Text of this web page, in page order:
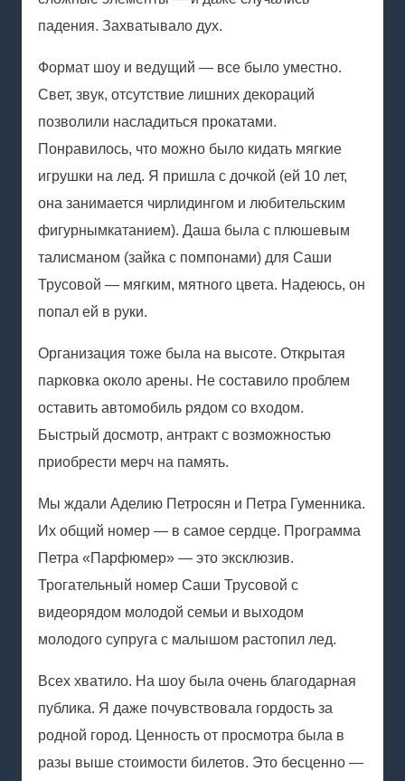
падения. Захватывало дух.
Формат шоу и ведущий — все было уместно.
Свет, звук, отсутствие лишних декораций
позволили насладиться прокатами.
Понравилось, что можно было кидать мягкие
игрушки на лед. Я пришла с дочкой (ей 10 лет,
она занимается чирлидингом и любительским
фигурнымкатанием). Даша была с плюшевым
талисманом (зайка с помпонами) для Саши
Трусовой — мягким, мятного цвета. Надеюсь, он
попал ей в руки.
Организация тоже была на высоте. Открытая
парковка около арены. Не составило проблем
оставить автомобиль рядом со входом.
Быстрый досмотр, антракт с возможностью
приобрести мерч на память.
Мы ждали Аделию Петросян и Петра Гуменника.
Их общий номер — в самое сердце. Программа
Петра «Парфюмер» — это эксклюзив.
Трогательный номер Саши Трусовой с
видеорядом молодой семьи и выходом
молодого супруга с малышом растопил лед.
Всех хватило. На шоу была очень благодарная
публика. Я даже почувствовала гордость за
родной город. Ценность от просмотра была в
разы выше стоимости билетов. Это бесценно —